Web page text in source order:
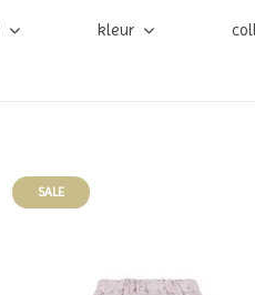
kleur
SALE